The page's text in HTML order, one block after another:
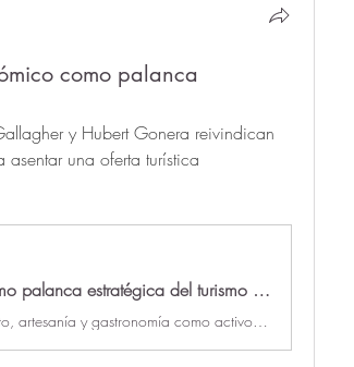
como palanca
y Hubert Gonera reivindican
una oferta turística
Discover-Eat sitúa el patrimonio gastronómico como palanca estratégica del turismo rural - 7 Caníbales